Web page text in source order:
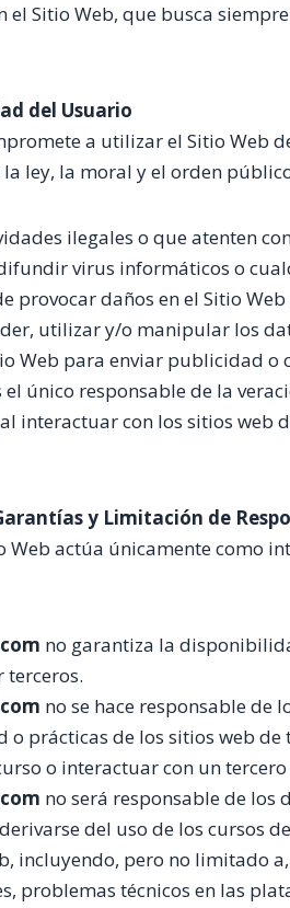
el Sitio Web, que busca
del Usuario
a utilizar el Sitio Web
ley, la moral y el orden
ilegales o que atenten
virus informáticos o
provocar daños en el Sitio
utilizar y/o manipular los
Web para enviar publicidad o
el único responsable de la
interactuar con los sitios web
y Limitación de
Web actúa únicamente como
no garantiza la
terceros.
no se hace responsable de
o prácticas de los sitios web de
o interactuar con un
no será responsable de
del uso de los cursos
incluyendo, pero no limitado
problemas técnicos en las